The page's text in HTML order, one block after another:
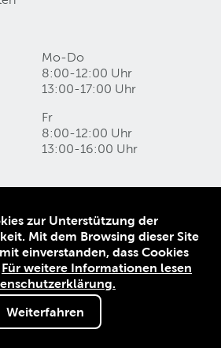
Mo-Do
8:00-12:00 Uhr
13:00-17:00 Uhr
Fr
8:00-12:00 Uhr
13:00-16:00 Uhr
um von Sonderkonditionen zu
zur Unterstützung der
Mit dem Browsing dieser Site
einverstanden, dass Cookies
Für weitere Informationen lesen
Weiterfahren